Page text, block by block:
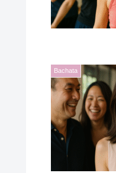
Bachata